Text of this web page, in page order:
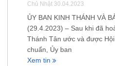
Chủ Nhật 30.04.2023
ỦY BAN KINH THÁNH VÀ
(29.4.2023) – Sau khi đã
Thánh Tân ước và được
chuẩn, Ủy ban
Xem tin